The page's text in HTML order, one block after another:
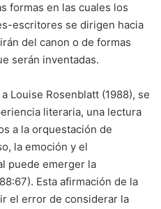
formas en las cuales los
escritores se dirigen hacia
del canon o de formas
serán inventadas.
Louise Rosenblatt (1988), se
literaria, una lectura
a la orquestación de
la emoción y el
puede emerger la
Esta afirmación de la
el error de considerar la